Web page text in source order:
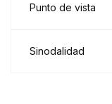
Punto de vista
Sinodalidad